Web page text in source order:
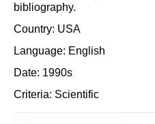
bibliography.
Country: USA
Language: English
Date: 1990s
Criteria: Scientific